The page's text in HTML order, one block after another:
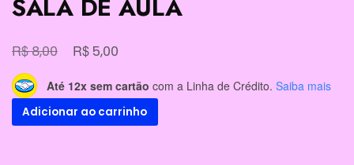
SALA DE AULA
R$8,00
O
original
era:
R$ 5,00
atual
é:
Até 12x sem cartão com a Linha de Crédito. Saiba mais
JANELINHA
DO
Adicionar ao carrinho